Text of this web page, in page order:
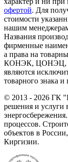
офертой. Для
стоимости
нашим
Названия
фирменные
а права на
КОНЭК,
являются
товарного знака и
© 2013 - 2026 ГК
решения и услуги
процессов.
объектов в
Киргизии.